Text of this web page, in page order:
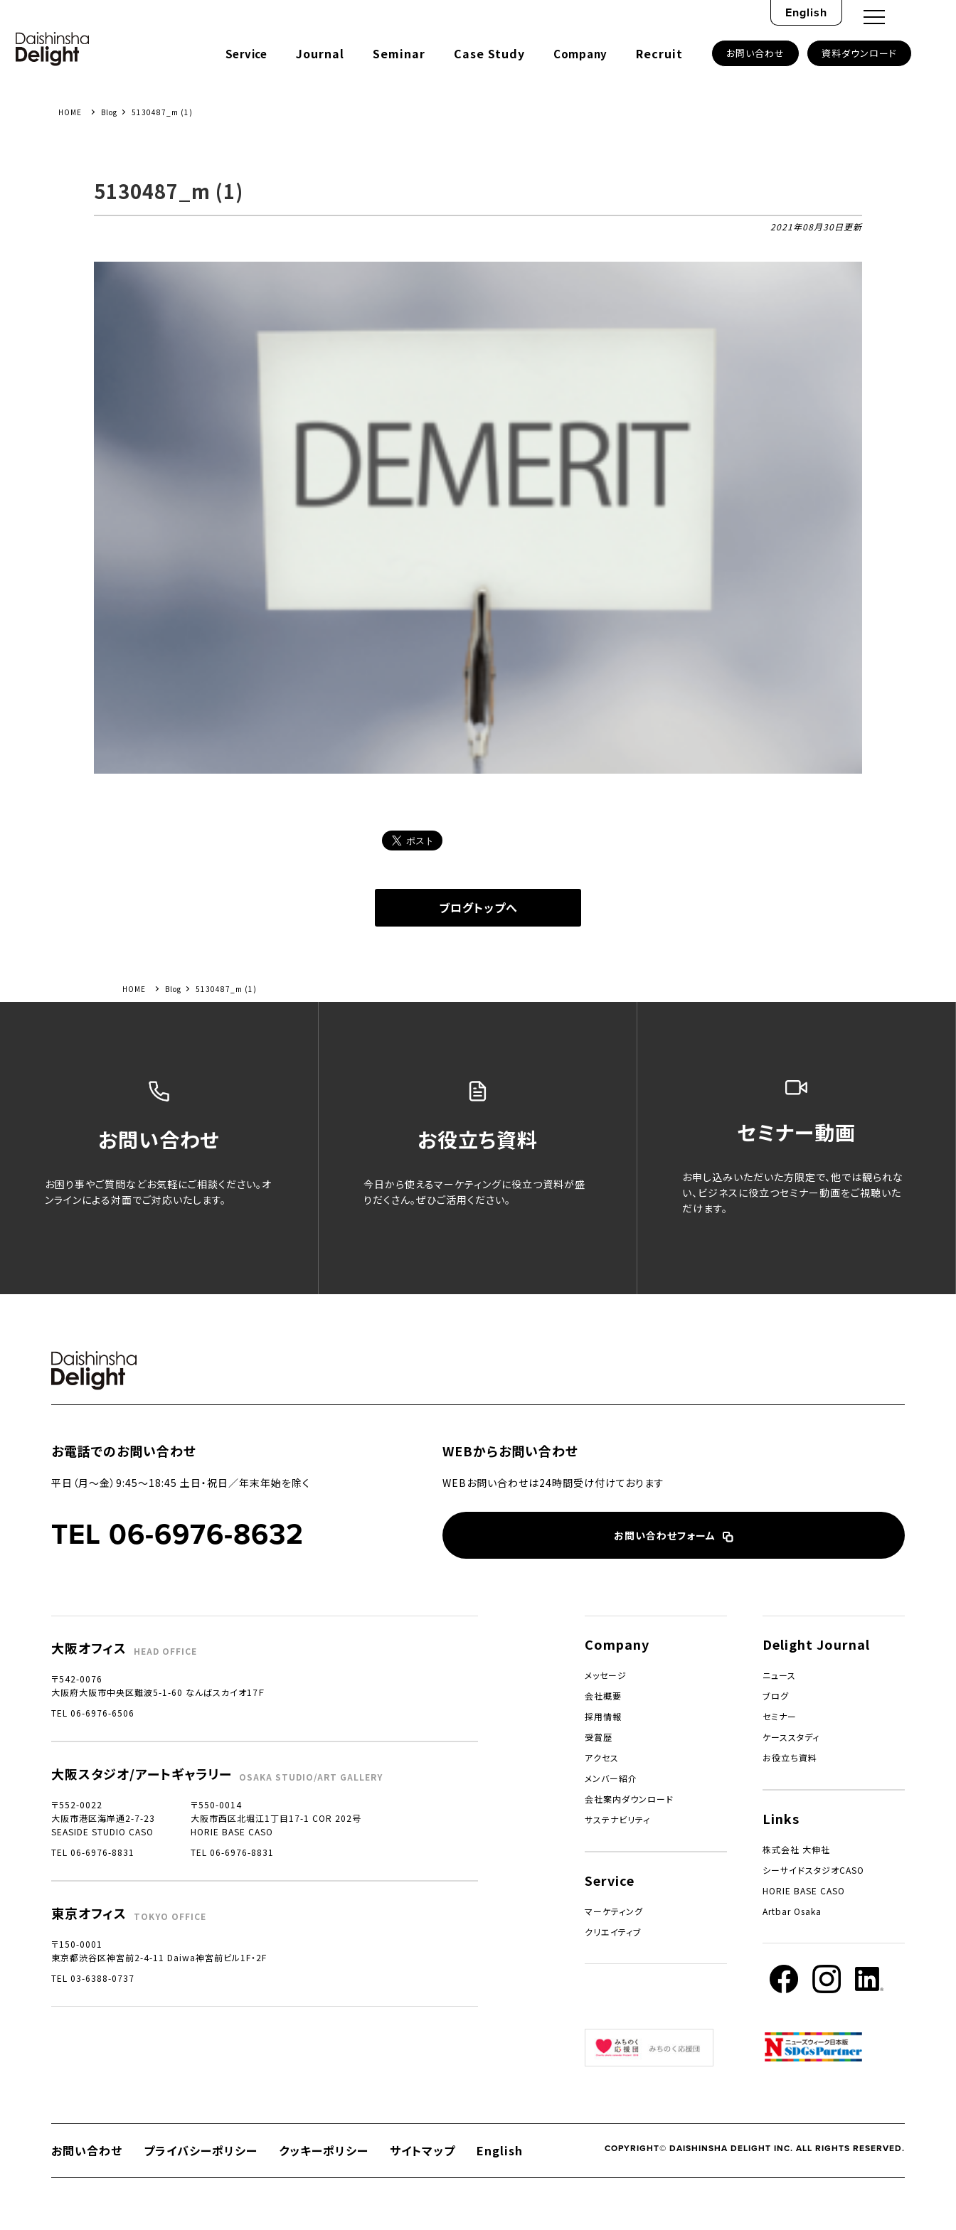
Service Journal Seminar Case Study Company Recruit お問い合わせ 資料ダウンロード
English
Blog 5130487_m (1)
5130487_m (1)
2021年08月30日更新
ブログトップへ
Blog 5130487_m (1)
お問い合わせ
お困り事やご質問などお気軽にご相談ください。オ
ンラインによる対面でご対応いたします。
お役立ち資料
今日から使えるマーケティングに役立つ資料が盛
りだくさん。ぜひご活用ください。
セミナー動画
お申し込みいただいた方限定で、他では観られな
い、ビジネスに役立つセミナー動画をご視聴いた
だけます。
お電話でのお問い合わせ
平日（月〜金）9:45〜18:45 土日・祝日／年末年始を除く
TEL 06-6976-8632
WEBからお問い合わせ
WEBお問い合わせは24時間受け付けております
お問い合わせフォーム
大阪オフィス HEAD OFFICE
〒542-0076
大阪府大阪市中央区難波5-1-60 なんばスカイオ17Ｆ
TEL 06-6976-6506
大阪スタジオ/アートギャラリー OSAKA STUDIO/ART GALLERY
〒552-0022
大阪市港区海岸通2-7-23
SEASIDE STUDIO CASO
TEL 06-6976-8831
〒550-0014
大阪市西区北堀江1丁目17-1 COR 202号
HORIE BASE CASO
TEL 06-6976-8831
東京オフィス TOKYO OFFICE
〒150-0001
東京都渋谷区神宮前2-4-11 Daiwa神宮前ビル1F・2F
TEL 03-6388-0737
Company
メッセージ
会社概要
採用情報
受賞歴
アクセス
メンバー紹介
会社案内ダウンロード
サステナビリティ
Service
マーケティング
クリエイティブ
Delight Journal
ニュース
ブログ
セミナー
ケーススタディ
お役立ち資料
Links
株式会社 大伸社
シーサイドスタジオCASO
HORIE BASE CASO
Artbar Osaka
お問い合わせ プライバシーポリシー クッキーポリシー サイトマップ English COPYRIGHT© DAISHINSHA DELIGHT INC. ALL RIGHTS RESERVED.